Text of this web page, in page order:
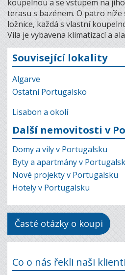
koupelnou a se vstupem na
terasu s bazénem. O patro níže
ložnice, každá s vlastní
Vila je vybavena klimatizací a
Související lokality
Algarve
Ostatní Portugalsko
Lisabon a okolí
Další nemovitosti v
Domy a vily v Portugalsku
Byty a apartmány v
Nové projekty v Portugalsku
Hotely v Portugalsku
Časté otázky o koupi
Co o nás řekli naši klienti